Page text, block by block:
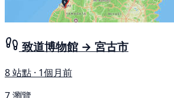
致道博物館 → 宮古市
8 站點 · 1個月前